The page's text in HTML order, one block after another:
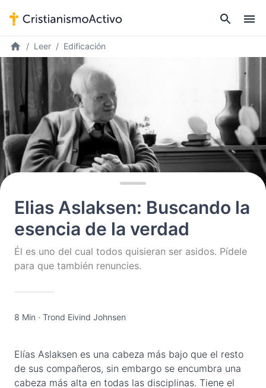
Leer Edificación
Elias Aslaksen: Buscando la
esencia de la verdad
Él es uno del cual todos quisieran ser asidos. Pídele
para que también renuncies.
8 Min · Trond Eivind Johnsen
Elías Aslaksen es una cabeza más bajo que el resto
de sus compañeros, sin embargo se encumbra una
cabeza más alta en todas las disciplinas. Tiene el